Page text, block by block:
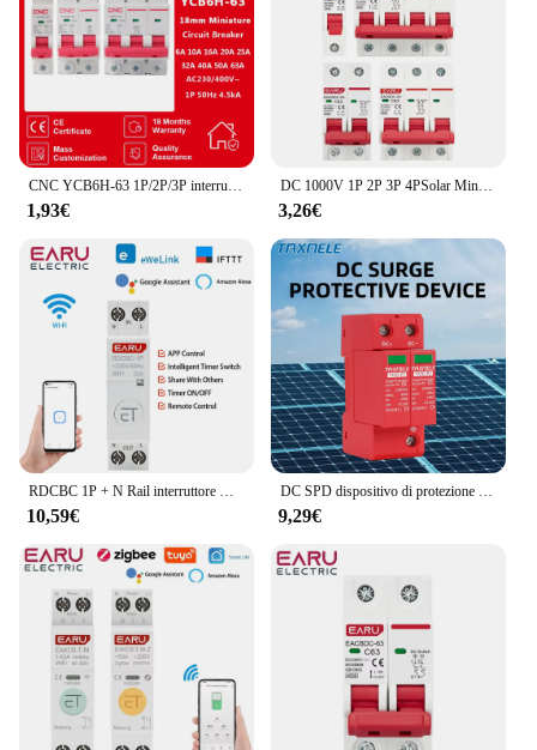
CNC YCB6H-63 1P/2P/3P interruttore magnetotermico MCB montaggio su guida Din capacità di interruzione 6A/10A/16A/20A/25A/32A/40A/50A/63A
1,93€
DC 1000V 1P 2P 3P 4PSolar Mini interruttore di protezione da sovraccarico interruttore 6A 10A 16A 20A 25A 32A 40A 50A 63A fotovoltaico MCB PV
3,26€
RDCBC 1P + N Rail interruttore WIFI interruttore Timer intelligente relè telecomando di eWeLink Smart Home compatibile con Alexa Google
10,59€
DC SPD dispositivo di protezione contro le sovratensioni 2P 40KA 60KA 600V 800V 1000V protezione di tensione solare fotovoltaico parafulmine
9,29€